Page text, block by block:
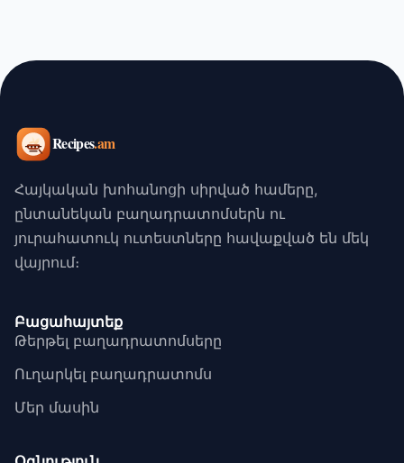
Հայկական խոհանոցի սիրված համերը,
ընտանեկան բաղադրատոմսերն ու
յուրահատուկ ուտեստները հավաքված են մեկ
վայրում։
Բացահայտեք
Թերթել բաղադրատոմսերը
Ուղարկել բաղադրատոմս
Մեր մասին